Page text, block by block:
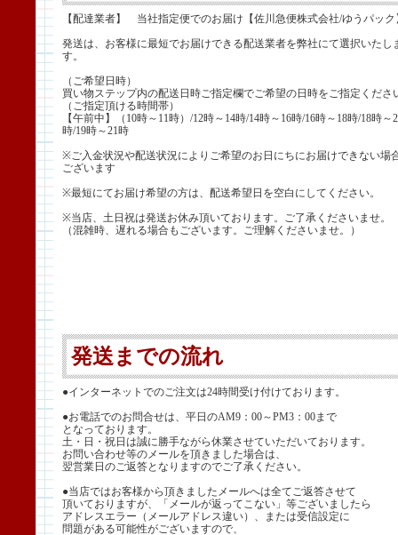
【配達業者】 当社指定便でのお届け【佐川急便株式会社/ゆうパック
発送は、お客様に最短でお届けできる配送業者を弊社にて選択いたし
す。
（ご希望日時）
買い物ステップ内の配送日時ご指定欄でご希望の日時をご指定くださ
（ご指定頂ける時間帯）
【午前中】（10時～11時）/12時～14時/14時～16時/16時～18時/18時～
時/19時～21時
※ご入金状況や配送状況によりご希望のお日にちにお届けできない場
ございます
※最短にてお届け希望の方は、配送希望日を空白にしてください。
※当店、土日祝は発送お休み頂いております。ご了承くださいませ。
（混雑時、遅れる場合もございます。ご理解くださいませ。）
発送までの流れ
●インターネットでのご注文は24時間受け付けております。
●お電話でのお問合せは、平日のAM9：00～PM3：00まで
となっております。
土・日・祝日は誠に勝手ながら休業させていただいております。
お問い合わせ等のメールを頂きました場合は、
翌営業日のご返答となりますのでご了承ください。
●当店ではお客様から頂きましたメールへは全てご返答させて
頂いておりますが、「メールが返ってこない」等ございましたら
アドレスエラー（メールアドレス違い）、または受信設定に
問題がある可能性がございますので、